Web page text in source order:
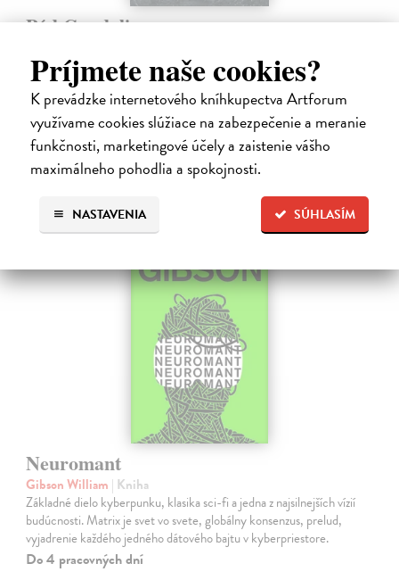
Príjmete naše cookies?
K prevádzke internetového kníhkupectva Artforum
využívame cookies slúžiace na zabezpečenie a meranie
funkčnosti, marketingové účely a zaistenie vášho
maximálneho pohodlia a spokojnosti.
SÚHLASÍM
NASTAVENIA
Pád Gondolinu
Legenda o páde Gondolinu hovorí o boji dvoch najväčších mocností
sveta. Zlo predstavuje Morgoth, najhorší zo všetkých, vodca
obrovských armád, ktoré riadi zo svojej železnej pevnosti.
Na sklade ?
18,55 €
Neuromant
Gibson William | Kniha
Základné dielo kyberpunku, klasika sci-fi a jedna z najsilnejších vízií
budúcnosti. Matrix je svet vo svete, globálny konsenzus, prelud,
vyjadrenie každého jedného dátového bajtu v kyberpriestore.
Do 4 pracovných dní